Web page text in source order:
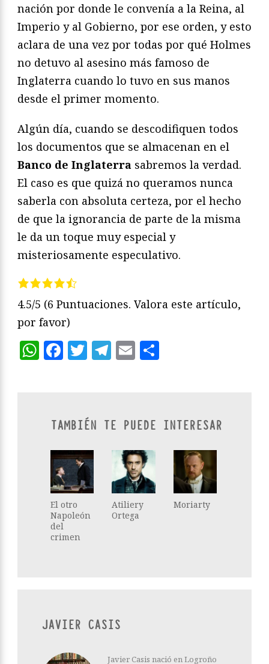
nación por donde le convenía a la Reina, al
Imperio y al Gobierno, por ese orden, y esto
aclara de una vez por todas por qué Holmes
no detuvo al asesino más famoso de
Inglaterra cuando lo tuvo en sus manos
desde el primer momento.
Algún día, cuando se descodifiquen todos
los documentos que se almacenan en el
Banco de Inglaterra sabremos la verdad.
El caso es que quizá no queramos nunca
saberla con absoluta certeza, por el hecho
de que la ignorancia de parte de la misma
le da un toque muy especial y
misteriosamente especulativo.
4.5/5 (6 Puntuaciones. Valora este artículo,
por favor)
WhatsApp
Facebook
Twitter
Telegram
Email
TAMBIÉN TE PUEDE INTERESAR
El otro
Napoleón
del
crimen
Atiliery
Ortega
Moriarty
JAVIER CASIS
Javier Casis nació en Logroño